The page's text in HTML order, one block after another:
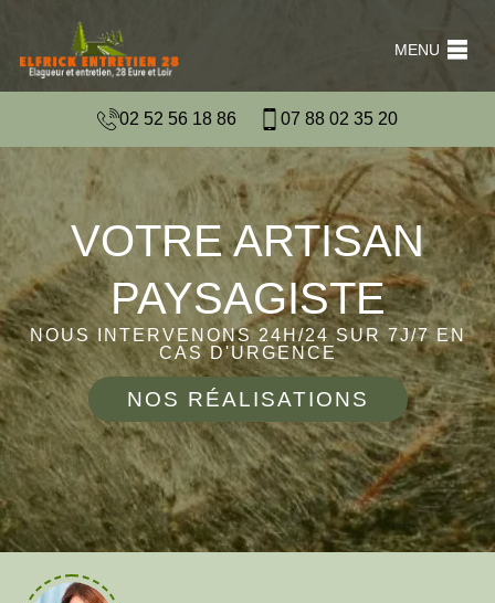
MENU
02 52 56 18 86 07 88 02 35 20
VOTRE ARTISAN
PAYSAGISTE
NOUS INTERVENONS 24H/24 SUR 7J/7 EN
CAS D'URGENCE
NOS RÉALISATIONS